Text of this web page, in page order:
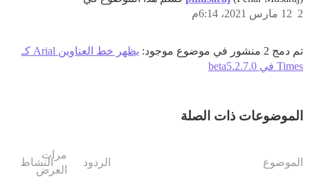
12 مارس 2021، 6:14م 2
تم دمج 2 منشور في موضوع موجود:
يظهر خط العناوين Arial كـ
Times في 2.7.0.beta5
الموضوعات ذات الصلة
الموضوع الردود
مرات
العرض
النشاط